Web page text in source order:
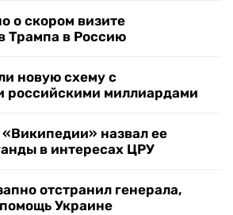
о скором визите
Трампа в Россию
новую схему с
миллиардами
назвал ее
в интересах ЦРУ
отстранил генерала,
Украине